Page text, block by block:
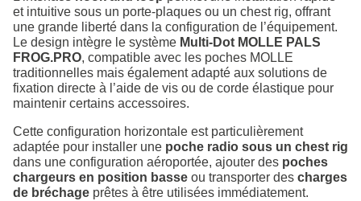
et intuitive sous un porte-plaques ou un chest rig, offrant
une grande liberté dans la configuration de l’équipement.
Le design intègre le système Multi-Dot MOLLE PALS
FROG.PRO, compatible avec les poches MOLLE
traditionnelles mais également adapté aux solutions de
fixation directe à l’aide de vis ou de corde élastique pour
maintenir certains accessoires.
Cette configuration horizontale est particulièrement
adaptée pour installer une poche radio sous un chest rig
dans une configuration aéroportée, ajouter des poches
chargeurs en position basse ou transporter des charges
de bréchage prêtes à être utilisées immédiatement.